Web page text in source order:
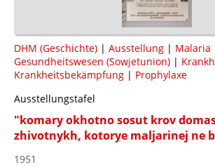
DHM (Geschichte) | Ausstellung | Malaria
Gesundheitswesen (Sowjetunion) |
Krankheitsbekämpfung | Prophylaxe
Ausstellungstafel
"komary okhotno sosut krov
zhivotnykh, kotorye maljarinej ne
1951